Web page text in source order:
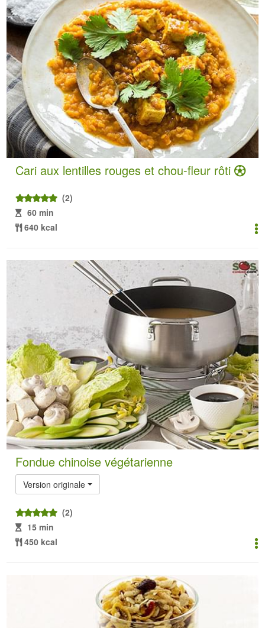
Cari aux lentilles rouges et chou-fleur rôti
(2)
60 min
640 kcal
Fondue chinoise végétarienne
Version originale
(2)
15 min
450 kcal